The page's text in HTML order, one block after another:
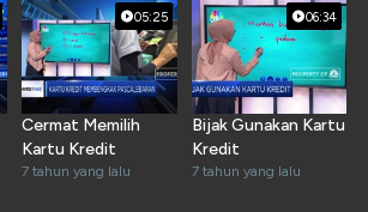
05:25
Cermat Memilih
Kartu Kredit
7 tahun yang lalu
06:34
Bijak Gunakan Kartu
Kredit
7 tahun yang lalu